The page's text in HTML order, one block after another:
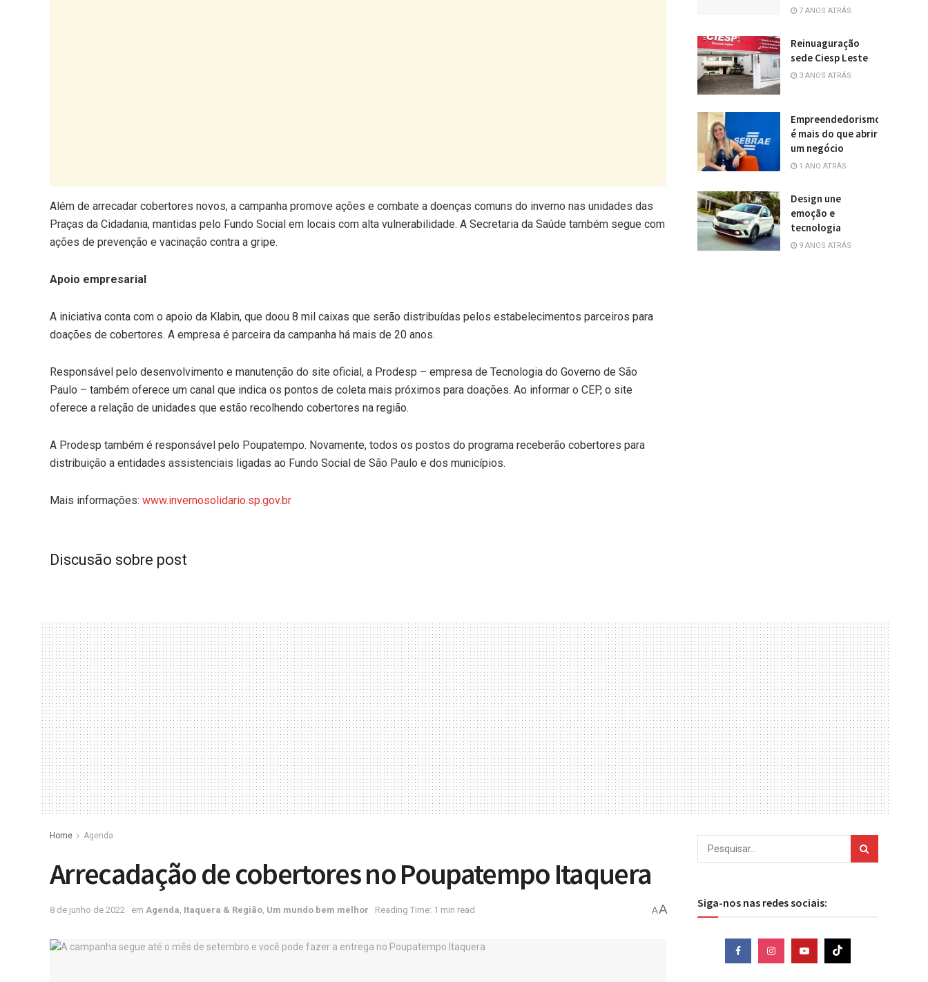
Além de arrecadar cobertores novos, a campanha promove ações e combate a doenças comuns do inverno nas unidades das
Praças da Cidadania, mantidas pelo Fundo Social em locais com alta vulnerabilidade. A Secretaria da Saúde também segue com
ações de prevenção e vacinação contra a gripe.
Apoio empresarial
A iniciativa conta com o apoio da Klabin, que doou 8 mil caixas que serão distribuídas pelos estabelecimentos parceiros para
doações de cobertores. A empresa é parceira da campanha há mais de 20 anos.
Responsável pelo desenvolvimento e manutenção do site oficial, a Prodesp – empresa de Tecnologia do Governo de São
Paulo – também oferece um canal que indica os pontos de coleta mais próximos para doações. Ao informar o CEP, o site
oferece a relação de unidades que estão recolhendo cobertores na região.
A Prodesp também é responsável pelo Poupatempo. Novamente, todos os postos do programa receberão cobertores para
distribuição a entidades assistenciais ligadas ao Fundo Social de São Paulo e dos municípios.
Mais informações: www.invernosolidario.sp.gov.br
Discusão sobre post
7 ANOS ATRÁS
Reinuaguração
sede Ciesp Leste
3 ANOS ATRÁS
Empreendedorismo
é mais do que abrir
um negócio
1 ANO ATRÁS
Design une
emoção e
tecnologia
9 ANOS ATRÁS
Home Agenda
Arrecadação de cobertores no Poupatempo Itaquera
8 de junho de 2022 em Agenda Itaquera & Região Um mundo bem melhor Reading Time: 1 min read AA Siga-nos nas redes sociais: